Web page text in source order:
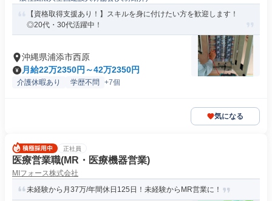
【資格取得支援あり！】スキルを身に付けたい方を歓迎します！
◎20代・30代活躍中！
沖縄県浦添市西原
月給22万2350円～42万2350円
介護休暇あり 学歴不問 +7個
気になる
正社員
医療営業職(MR・医療機器営業)
MIフォース株式会社
未経験から月37万/年間休日125日！未経験からMR営業に！